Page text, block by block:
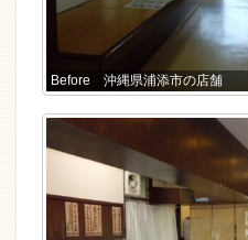
Before 沖縄県浦添市の店舗